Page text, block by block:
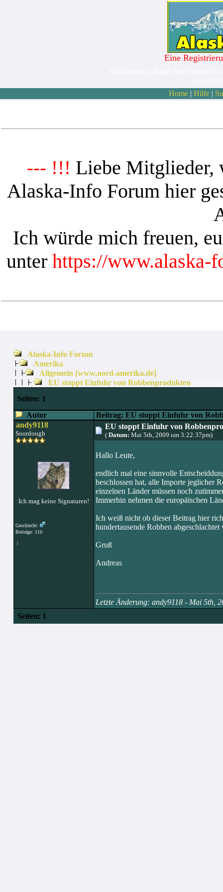
Eine
Home| Hilfe|
--- !!! Liebe Mitglieder,
Alaska-Info Forum hier
Ich würde mich freuen,
unter https://www.alaska-
Alaska-Info Forum
Amerika
Allgemein [www.nord-amerika.de]
EU stoppt Einfuhr von Robbenprodukten
Seiten: 1
Autor
Beitrag: EU stoppt Einfuhr von
andy9118
Sourdough
Ich mag keine Signaturen!
Geschlecht:
Beiträge: 110
|
EU stoppt Einfuhr von
(Datum: Mai 5th, 2009 um 3:22:37pm)
Hallo Leute,
endlich mal eine sinnvolle
beschlossen hat, alle Importe jeglicher
einzelnen Länder müssen noch
Immerhin nehmen die europäischen
Ich weiß nicht ob dieser Beitrag hier
hundertausende Robben
Gruß
Andreas
Letzte Änderung: andy9118 - Mai 5th,
Seiten: 1